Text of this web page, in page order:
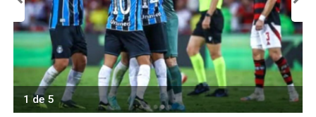
1 de 5